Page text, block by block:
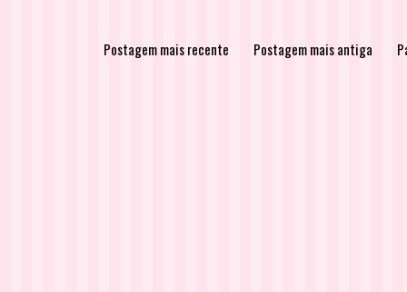
Postagem mais recente Postagem mais antiga